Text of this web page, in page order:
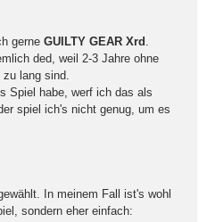
gerne GUILTY GEAR Xrd .
ded, weil 2-3 Jahre ohne
zu lang sind.
Spiel habe, werf ich das als
spiel ich's nicht genug, um es
In meinem Fall ist's wohl
sondern eher einfach: